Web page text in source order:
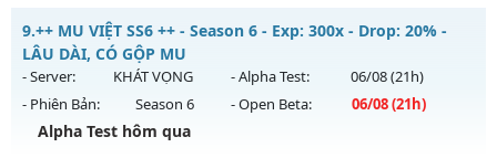
Thể loại: Mu Nguyên bản Webzen
Antihack: GoldShield
MUA HỎA LONG 6.9 - 🌍 Website: https://muhoalong.pro
Mu mới ra tháng 08 2026 - Mở máy chủ
https://facebook.com/muhoalongvào 08h ngày
03/08/2626
Exp: 9999x - Drop: 20%
9.++ MU VIỆT SS6 ++ - Season 6 - Exp: 300x - Drop: 20% -
LÂU DÀI, CÓ GỘP MU
- Server: KHÁT VỌNG - Alpha Test: 06/08(21h)
- Phiên Bản:
Season 6 - Open Beta: 06/08(21h)
Alpha Test hôm qua